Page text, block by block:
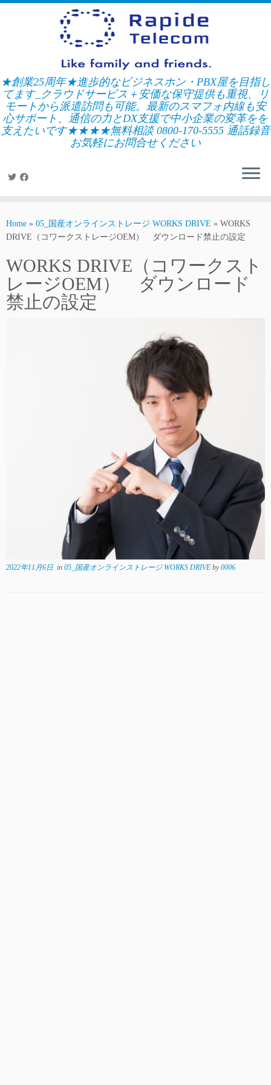
Skip
★創業25周年★進歩的なビジネスホン・PBX屋を目指し
てます_クラウドサービス＋安価な保守提供も重視、リ
モートから派遣訪問も可能。最新のスマフォ内線も安
心サポート、通信の力とDX支援で中小企業の変革をを
支えたいです★★★★無料相談 0800-170-5555 通話録音
お気軽にお問合せください
Home » 05_国産オンラインストレージ WORKS DRIVE » WORKS
DRIVE（コワークストレージOEM） ダウンロード禁止の設定
WORKS DRIVE（コワークスト
レージOEM） ダウンロード
禁止の設定
2022年11月6日 in 05_国産オンラインストレージ WORKS DRIVE by0006